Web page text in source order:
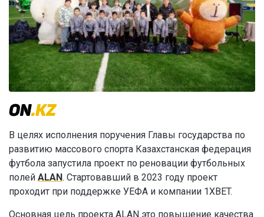
В целях исполнения поручения Главы государства по
развитию массового спорта Казахстанская федерация
футбола запустила проект по реновации футбольных
полей ALAN. Стартовавший в 2023 году проект
проходит при поддержке УЕФА и компании 1XBET.
Основная цель проекта ALAN это повышение качества